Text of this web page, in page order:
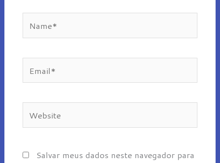
Salvar meus dados neste navegador para